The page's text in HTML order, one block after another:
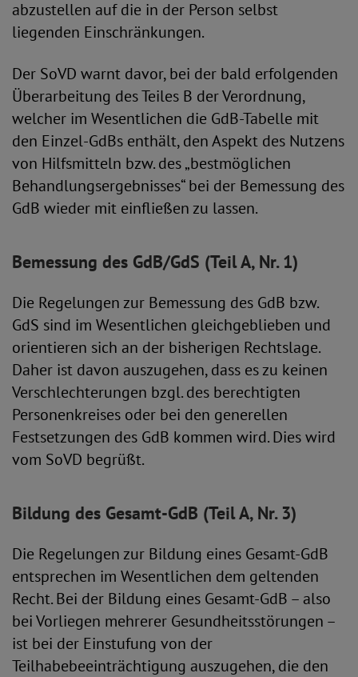
abzustellen auf die in der Person selbst
liegenden Einschränkungen.
Der SoVD warnt davor, bei der bald erfolgenden
Überarbeitung des Teiles B der Verordnung,
welcher im Wesentlichen die GdB-Tabelle mit
den Einzel-GdBs enthält, den Aspekt des Nutzens
von Hilfsmitteln bzw. des „bestmöglichen
Behandlungs­ergebnisses“ bei der Bemessung des
GdB wieder mit einfließen zu lassen.
Bemessung des GdB/GdS (Teil A, Nr. 1)
Die Regelungen zur Bemessung des GdB bzw.
GdS sind im Wesentlichen gleichgeblieben und
orientieren sich an der bisherigen Rechtslage.
Daher ist davon auszugehen, dass es zu keinen
Verschlechterungen bzgl. des berechtigten
Personenkreises oder bei den generellen
Festsetzungen des GdB kommen wird. Dies wird
vom SoVD begrüßt.
Bildung des Gesamt-GdB (Teil A, Nr. 3)
Die Regelungen zur Bildung eines Gesamt-GdB
entsprechen im Wesentlichen dem geltenden
Recht. Bei der Bildung eines Gesamt-GdB – also
bei Vorliegen mehrerer Gesundheitsstörungen –
ist bei der Einstufung von der
Teilhabebeeinträchtigung auszugehen, die den